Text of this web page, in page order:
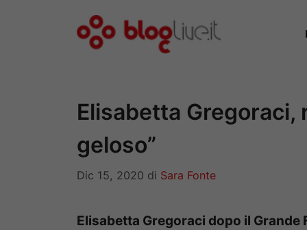
Elisabetta Gregoraci,
geloso”
Dic 15, 2020 di Sara Fonte
Elisabetta Gregoraci dopo il